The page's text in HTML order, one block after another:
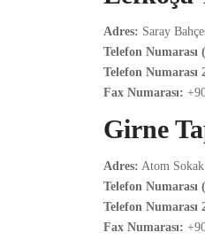
Adres: Saray
Telefon Numarası
Telefon Numarası
Fax Numarası:
Girne
Adres: Atom
Telefon Numarası
Telefon Numarası
Fax Numarası: